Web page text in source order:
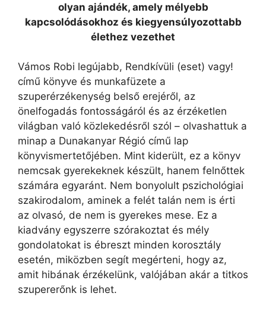
olyan ajándék, amely mélyebb
kapcsolódásokhoz és kiegyensúlyozottabb
élethez vezethet
Vámos Robi legújabb, Rendkívüli (eset) vagy!
című könyve és munkafüzete a
szuperérzékenység belső erejéről, az
önelfogadás fontosságáról és az érzéketlen
világban való közlekedésről szól – olvashattuk a
minap a Dunakanyar Régió című lap
könyvismertetőjében. Mint kiderült, ez a könyv
nemcsak gyerekeknek készült, hanem felnőttek
számára egyaránt. Nem bonyolult pszichológiai
szakirodalom, aminek a felét talán nem is érti
az olvasó, de nem is gyerekes mese. Ez a
kiadvány egyszerre szórakoztat és mély
gondolatokat is ébreszt minden korosztály
esetén, miközben segít megérteni, hogy az,
amit hibának érzékelünk, valójában akár a titkos
szupererőnk is lehet.